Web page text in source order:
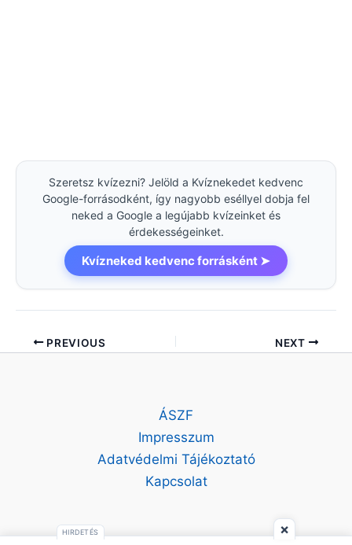
Szeretsz kvízezni? Jelöld a Kvíznekedet kedvenc
Google-forrásodként, így nagyobb eséllyel dobja fel
neked a Google a legújabb kvízeinket és
érdekességeinket.
Kvízneked kedvenc forrásként ➤
PREVIOUS NEXT
ÁSZF
Impresszum
Adatvédelmi Tájékoztató
Kapcsolat
HIRDETÉS ×